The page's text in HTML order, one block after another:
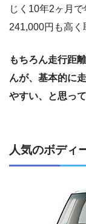
じく10年2ヶ月
241,000円も高く
もちろん走行距
んが、基本的に
やすい、と思っ
人気のボディ